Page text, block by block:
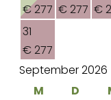
€ 277 € 277 €
31
€ 277
September 2026
M
D